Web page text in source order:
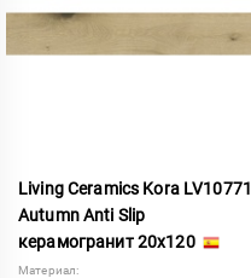
Living Ceramics Kora LV10771
Autumn Anti Slip
керамогранит 20x120
Материал: